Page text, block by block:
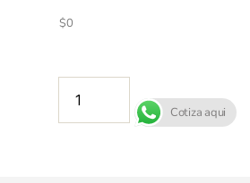
$0
Cotiza aqui